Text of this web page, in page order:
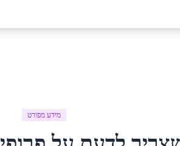
מידע מפורט